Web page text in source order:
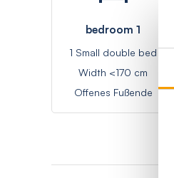
bedroom 1
1 Small double bed
Width <170 cm
Offenes Fußende